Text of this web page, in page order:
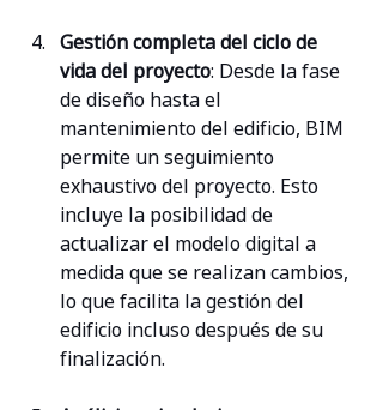
Gestión completa del ciclo de
vida del proyecto: Desde la fase
de diseño hasta el
mantenimiento del edificio, BIM
permite un seguimiento
exhaustivo del proyecto. Esto
incluye la posibilidad de
actualizar el modelo digital a
medida que se realizan cambios,
lo que facilita la gestión del
edificio incluso después de su
finalización.